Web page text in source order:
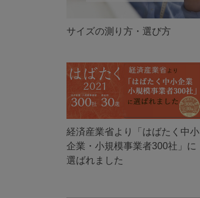
サイズの測り方・選び方
経済産業省より「はばたく中小
企業・小規模事業者300社」に
選ばれました